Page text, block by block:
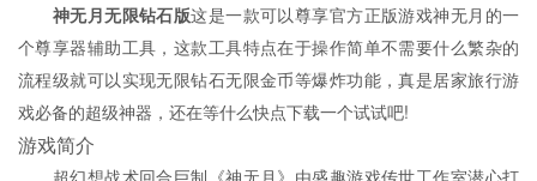
神无月无限钻石版这是一款可以尊享官方正版游戏神无月的一
个尊享器辅助工具，这款工具特点在于操作简单不需要什么繁杂的
流程级就可以实现无限钻石无限金币等爆炸功能，真是居家旅行游
戏必备的超级神器，还在等什么快点下载一个试试吧!
游戏简介
超幻想战术回合巨制《神无月》由盛趣游戏传世工作室潜心打